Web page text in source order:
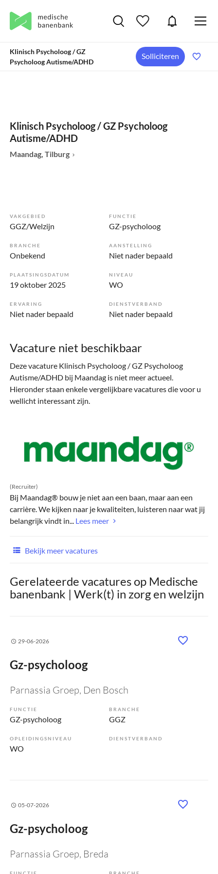
Klinisch Psycholoog / GZ
Psycholoog Autisme/ADHD
Solliciteren
Klinisch Psycholoog / GZ Psycholoog
Autisme/ADHD
Maandag, Tilburg
VAKGEBIED
GGZ/Welzijn
FUNCTIE
GZ-psycholoog
BRANCHE
Onbekend
AANSTELLING
Niet nader bepaald
PLAATSINGSDATUM
19 oktober 2025
NIVEAU
WO
ERVARING
Niet nader bepaald
DIENSTVERBAND
Niet nader bepaald
Vacature niet beschikbaar
Deze vacature Klinisch Psycholoog / GZ Psycholoog
Autisme/ADHD bij Maandag is niet meer actueel.
Hieronder staan enkele vergelijkbare vacatures die voor u
wellicht interessant zijn.
(Recruiter)
Bij Maandag® bouw je niet aan een baan, maar aan een
carrière. We kijken naar je kwaliteiten, luisteren naar wat jij
belangrijk vindt in... Lees meer
Bekijk meer vacatures
Gerelateerde vacatures op Medische
banenbank | Werk(t) in zorg en welzijn
29-06-2026
Gz-psycholoog
Parnassia Groep, Den Bosch
FUNCTIE
GZ-psycholoog
BRANCHE
GGZ
OPLEIDINGSNIVEAU
WO
DIENSTVERBAND
05-07-2026
Gz-psycholoog
Parnassia Groep, Breda